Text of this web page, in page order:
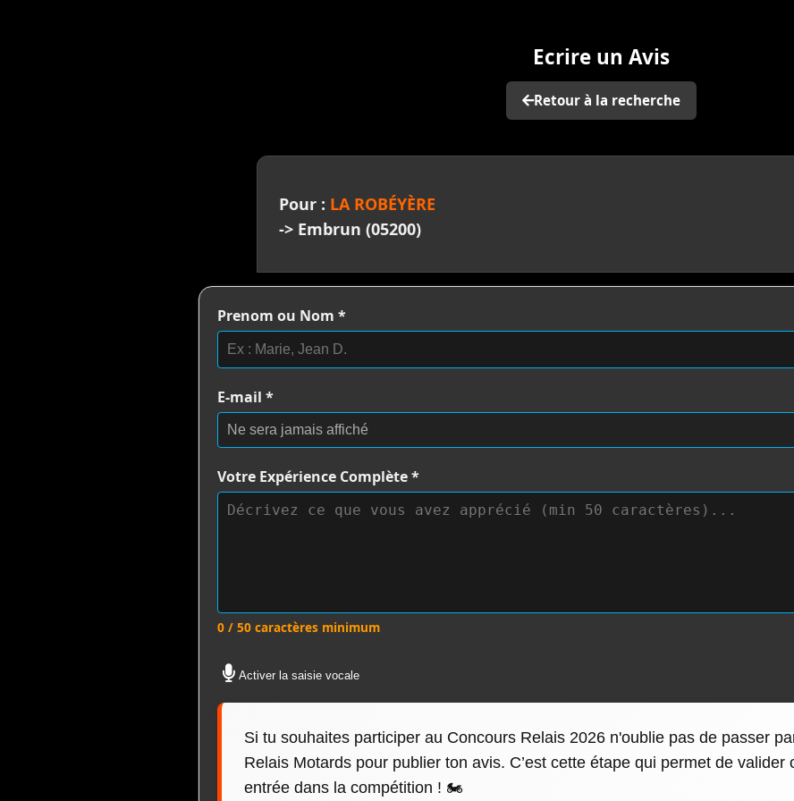
Ecrire un Avis
Retour à la recherche
Pour : LA ROBÉYÈRE
-> Embrun (05200)
Prenom ou Nom *
E-mail *
Votre Expérience Complète*
0 / 50 caractères minimum
Activer la saisie vocale
Si tu souhaites participer au Concours Relais 2026 n'oublie pas de passer
Relais Motards pour publier ton avis. C’est cette étape qui permet de valider
entrée dans la compétition ! 🏍️